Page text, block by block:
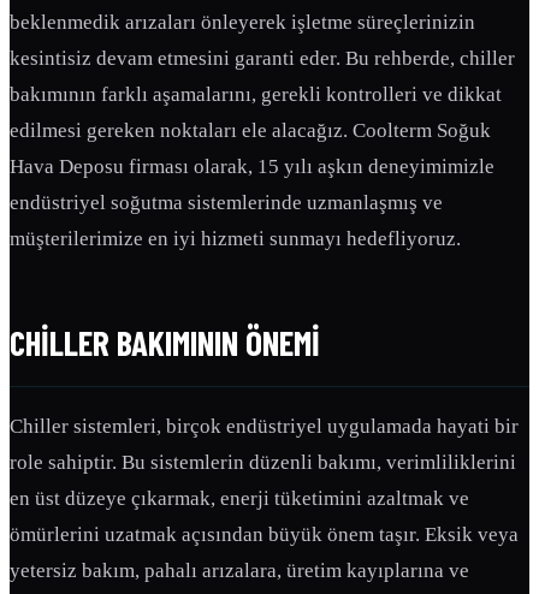
beklenmedik arızaları önleyerek işletme süreçlerinizin
kesintisiz devam etmesini garanti eder. Bu rehberde, chiller
bakımının farklı aşamalarını, gerekli kontrolleri ve dikkat
edilmesi gereken noktaları ele alacağız. Coolterm Soğuk
Hava Deposu firması olarak, 15 yılı aşkın deneyimimizle
endüstriyel soğutma sistemlerinde uzmanlaşmış ve
müşterilerimize en iyi hizmeti sunmayı hedefliyoruz.
CHILLER BAKIMININ ÖNEMI
Chiller sistemleri, birçok endüstriyel uygulamada hayati bir
role sahiptir. Bu sistemlerin düzenli bakımı, verimliliklerini
en üst düzeye çıkarmak, enerji tüketimini azaltmak ve
ömürlerini uzatmak açısından büyük önem taşır. Eksik veya
yetersiz bakım, pahalı arızalara, üretim kayıplarına ve